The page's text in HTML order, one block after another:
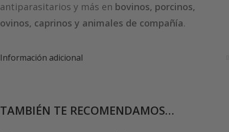
antiparasitarios y más en bovinos, porcinos,
ovinos, caprinos y animales de compañía.
Información adicional
TAMBIÉN TE RECOMENDAMOS…